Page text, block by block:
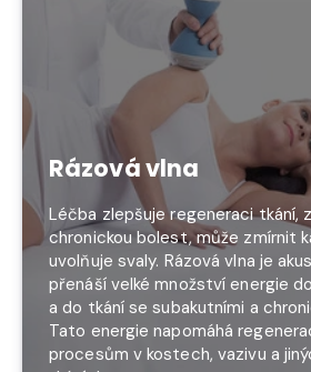
Rázová vlna
Léčba zlepšuje regeneraci tkání,
chronickou bolest, může zmírnit
uvolňuje svaly. Rázová vlna je
přenáší velké množství energie
a do tkání se subakutními a
Tato energie napomáhá
procesům v kostech, vazivu a